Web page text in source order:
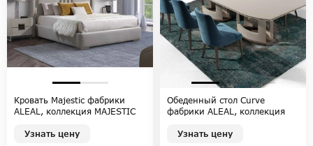
Кровать Majestic фабрики
ALEAL, коллекция MAJESTIC
Узнать цену
Обеденный стол Curve
фабрики ALEAL, коллекция
Узнать цену